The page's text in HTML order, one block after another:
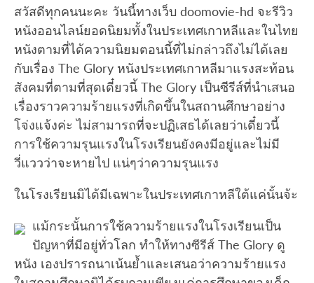
สวัสดีทุกคนนะคะ วันนี้ทางเว็บ doomovie-hd จะรีวิว
หนังออนไลน์ยอดนิยมทั้งในประเทศเกาหลีและในไทย
หนังตามที่ได้ความนิยมตอนนี้ที่ไม่กล่าวถึงไม่ได้เลย
กับเรื่อง The Glory หนังประเทศเกาหลีมาแรงสะท้อน
สังคมที่ตามที่สุดเดี๋ยวนี้ The Glory เป็นซีรีส์ที่นำเสนอ
เรื่องราวความร้ายแรงที่เกิดขึ้นในสถานศึกษาอย่าง
โจ่งแจ้งค่ะ ไม่สามารถที่จะปฏิเสธได้เลยว่าเดี๋ยวนี้
การใช้ความรุนแรงในโรงเรียนยังคงมีอยู่และไม่มี
วี่แววว่าจะหายไป แน่ๆว่าความรุนแรง
ในโรงเรียนมิได้มีเฉพาะในประเทศเกาหลีใต้แค่นั้นจ้ะ
แม้กระนั้นการใช้ความร้ายแรงในโรงเรียนเป็น
ปัญหาที่มีอยู่ทั่วโลก ทำให้ทางซีรีส์ The Glory ดู
หนัง เองปรารถนาเน้นย้ำและเสนอว่าความร้ายแรง